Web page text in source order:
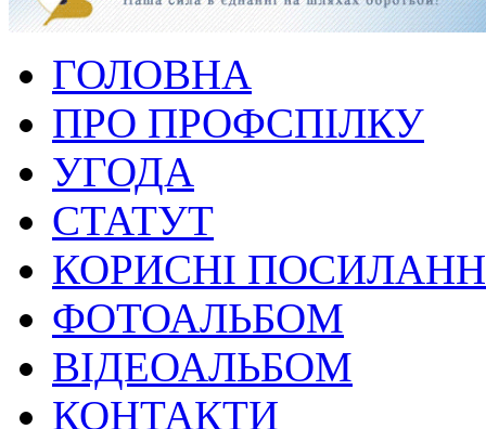
ГОЛОВНА
ПРО ПРОФСПІЛКУ
УГОДА
СТАТУТ
КОРИСНІ
ФОТОАЛЬБОМ
ВІДЕОАЛЬБОМ
КОНТАКТИ